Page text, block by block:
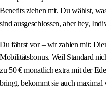
Benefits ziehen mit. Du wählst,
sind ausgeschlossen, aber hey,
Du fährst vor – wir zahlen mit:
Mobilitätsbonus. Weil Standard
zu 50 € monatlich extra mit der
bringt, bekommt sie auch maximal